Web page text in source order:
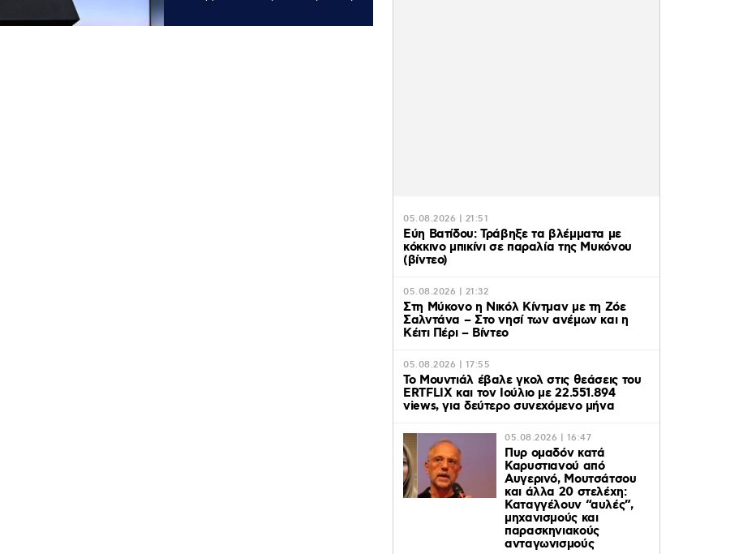
05.08.2026 | 21:51
Εύη Βατίδου: Τράβηξε τα βλέμματα με
κόκκινο μπικίνι σε παραλία της Μυκόνου
(βίντεο)
05.08.2026 | 21:32
Στη Μύκονο η Νικόλ Κίντμαν με τη Ζόε
Σαλντάνα – Στο νησί των ανέμων και η
Κέιτι Πέρι – Βίντεο
05.08.2026 | 17:55
Το Μουντιάλ έβαλε γκολ στις θεάσεις του
ERTFLIX και τον Ιούλιο με 22.551.894
views, για δεύτερο συνεχόμενο μήνα
05.08.2026 | 16:47
Πυρ ομαδόν κατά
Καρυστιανού από
Αυγερινό, Μουτσάτσου
και άλλα 20 στελέχη:
Καταγγέλουν “αυλές”,
μηχανισμούς και
παρασκηνιακούς
ανταγωνισμούς